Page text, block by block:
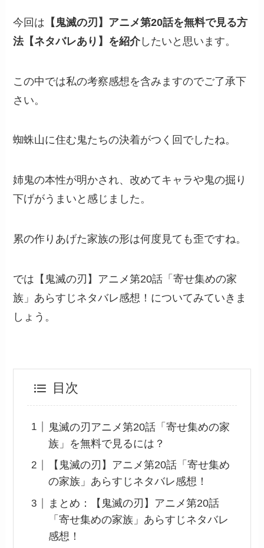
今回は 【鬼滅の刃】アニメ第20話を無料で見る方
法【ネタバレあり】を紹介したいと思います。
この中では私の考察感想を含みますのでご了承下
さい。
蜘蛛山に住む鬼たちの決着がつく回でしたね。
姉鬼の本性が明かされ、改めてキャラや鬼の掘り
下げがうまいと感じました。
累の作りあげた家族の形は何度見ても歪ですね。
では【鬼滅の刃】アニメ第20話「寄せ集めの家
族」あらすじネタバレ感想！についてみていきま
しょう。
目次
鬼滅の刃アニメ第20話「寄せ集めの家
族」を無料で見るには？
【鬼滅の刃】アニメ第20話「寄せ集め
の家族」あらすじネタバレ感想！
まとめ：【鬼滅の刃】アニメ第20話
「寄せ集めの家族」あらすじネタバレ
感想！